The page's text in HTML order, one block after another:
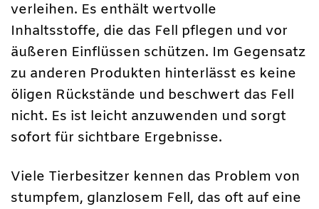
verleihen. Es enthält wertvolle
Inhaltsstoffe, die das Fell pflegen und vor
äußeren Einflüssen schützen. Im Gegensatz
zu anderen Produkten hinterlässt es keine
öligen Rückstände und beschwert das Fell
nicht. Es ist leicht anzuwenden und sorgt
sofort für sichtbare Ergebnisse.
Viele Tierbesitzer kennen das Problem von
stumpfem, glanzlosem Fell, das oft auf eine